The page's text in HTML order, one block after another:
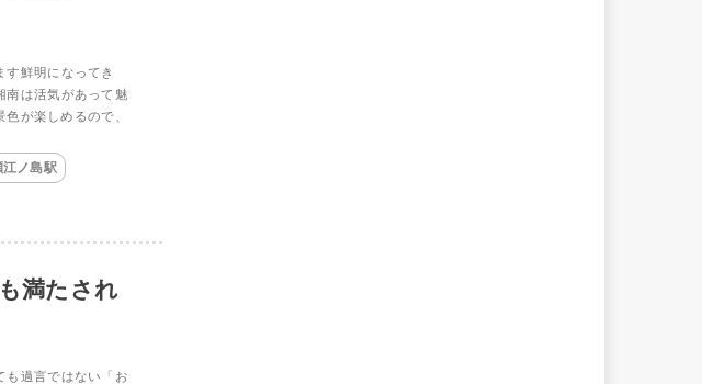
す鮮明になってき
南は活気があって魅
が楽しめるので、
江ノ島駅
満たされ
も過言ではない「お